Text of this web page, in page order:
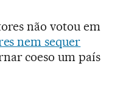
não votou em
nem sequer
coeso um país